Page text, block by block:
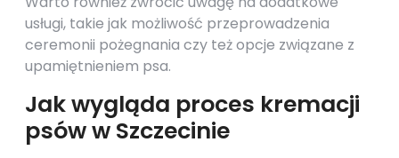
usługi, takie jak możliwość przeprowadzenia
ceremonii pożegnania czy też opcje związane z
upamiętnieniem psa.
Jak wygląda proces kremacji
psów w Szczecinie